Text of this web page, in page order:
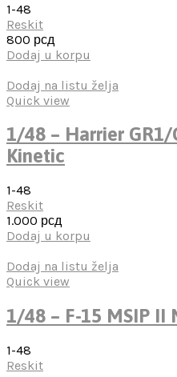
1-48
Reskit
800 рсд
Dodaj u korpu
Dodaj na listu želja
Quick view
1/48 – Harrier GR1/
Kinetic
1-48
Reskit
1.000 рсд
Dodaj u korpu
Dodaj na listu želja
Quick view
1/48 – F-15 MSIP II
1-48
Reskit